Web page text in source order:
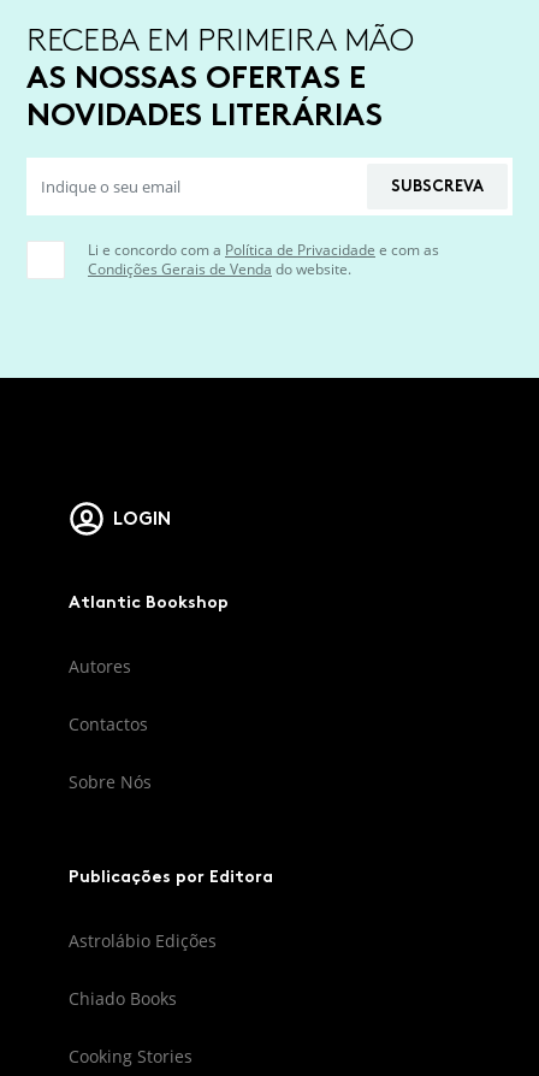
RECEBA EM PRIMEIRA MÃO
AS NOSSAS OFERTAS E
NOVIDADES LITERÁRIAS
SUBSCREVA
Li e concordo com a Política de Privacidade e com as
Condições Gerais de Venda do website.
LOGIN
Atlantic Bookshop
Autores
Contactos
Sobre Nós
Publicações por Editora
Astrolábio Edições
Chiado Books
Cooking Stories